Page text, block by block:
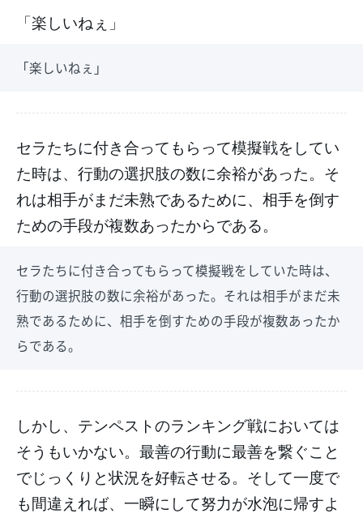
「楽しいねぇ」
「楽しいねぇ」
セラたちに付き合ってもらって模擬戦をしてい
た時は、行動の選択肢の数に余裕があった。そ
れは相手がまだ未熟であるために、相手を倒す
ための手段が複数あったからである。
セラたちに付き合ってもらって模擬戦をしていた時は、
行動の選択肢の数に余裕があった。それは相手がまだ未
熟であるために、相手を倒すための手段が複数あったか
らである。
しかし、テンペストのランキング戦においては
そうもいかない。最善の行動に最善を繋ぐこと
でじっくりと状況を好転させる。そして一度で
も間違えれば、一瞬にして努力が水泡に帰すよ